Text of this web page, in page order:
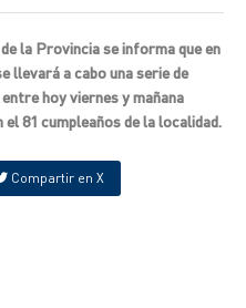
la Provincia se informa que en
llevará a cabo una serie de
hoy viernes y mañana
81 cumpleaños de la localidad.
Compartir en X